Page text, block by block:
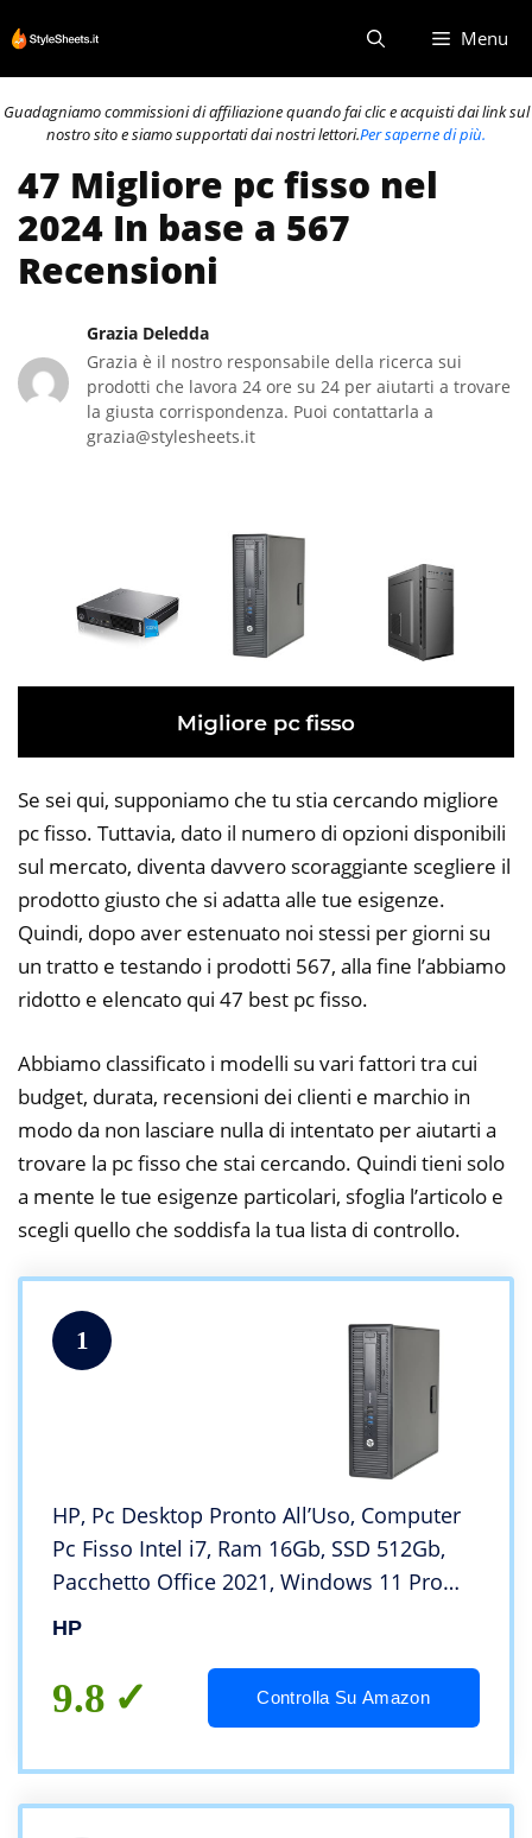
al
contenuto
Menu
Guadagniamo commissioni di affiliazione quando fai clic e acquisti dai link sul
nostro sito e siamo supportati dai nostri lettori.Per saperne di più.
47 Migliore pc fisso nel
2024 In base a 567
Recensioni
Grazia Deledda
Grazia è il nostro responsabile della ricerca sui
prodotti che lavora 24 ore su 24 per aiutarti a trovare
la giusta corrispondenza. Puoi contattarla a
grazia@stylesheets.it
Se sei qui, supponiamo che tu stia cercando migliore
pc fisso. Tuttavia, dato il numero di opzioni disponibili
sul mercato, diventa davvero scoraggiante scegliere il
prodotto giusto che si adatta alle tue esigenze.
Quindi, dopo aver estenuato noi stessi per giorni su
un tratto e testando i prodotti 567, alla fine l’abbiamo
ridotto e elencato qui 47 best pc fisso.
Abbiamo classificato i modelli su vari fattori tra cui
budget, durata, recensioni dei clienti e marchio in
modo da non lasciare nulla di intentato per aiutarti a
trovare la pc fisso che stai cercando. Quindi tieni solo
a mente le tue esigenze particolari, sfoglia l’articolo e
scegli quello che soddisfa la tua lista di controllo.
1
HP, Pc Desktop Pronto All’Uso, Computer
Pc Fisso Intel i7, Ram 16Gb, SSD 512Gb,
Pacchetto Office 2021, Windows 11 Pro
(Ricondizionato)
HP
9.8 Controlla Su Amazon